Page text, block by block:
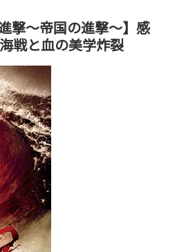
撃～帝国の進撃～】感
戦と血の美学炸裂